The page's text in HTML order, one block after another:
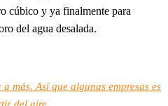
cúbico y ya finalmente para
del agua desalada.
más. Así que algunas empresas es